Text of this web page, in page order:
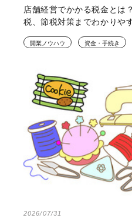
店舗経営でかかる税金とは
税、節税対策までわかりや
開業ノウハウ 資金・手続き
2026/07/31